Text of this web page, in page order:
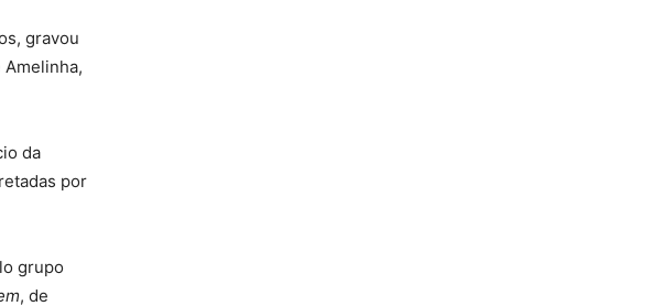
gravou
da
por
grupo
, de